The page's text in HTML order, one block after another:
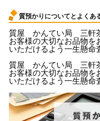
質預かりについてとよくあ
質屋 かんてい局 三軒茶
お客様の大切なお品物を
いただけるよう一生懸命
質屋 かんてい局 三軒茶
お客様の大切なお品物を
いただけるよう一生懸命